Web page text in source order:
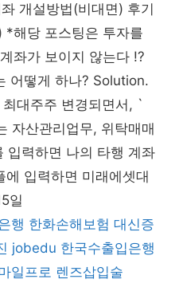
개설방법(비대면) 후기
해당 포스팅은 투자를
좌가 보이지 않는다 !?
어떻게 하나? Solution.
대주주 변경되면서, `
자산관리업무, 위탁매매
입력하면 나의 타행 계좌
입력하면 미래에셋대
일
행 한화손해보험 대신증
jobedu 한국수출입은행
일프로 렌즈삽입술